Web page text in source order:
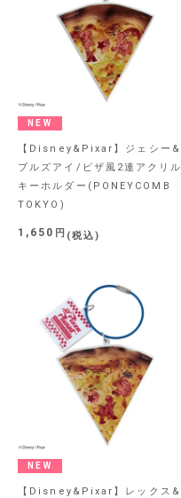
NEW
【Disney&Pixar】ジェシー&
ブルズアイ/ピザ風2連アクリル
キーホルダー(PONEYCOMB
TOKYO)
1,650 税込
NEW
【Disney&Pixar】レックス&